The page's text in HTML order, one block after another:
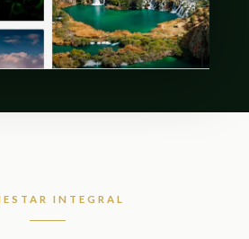
INTEGRAL